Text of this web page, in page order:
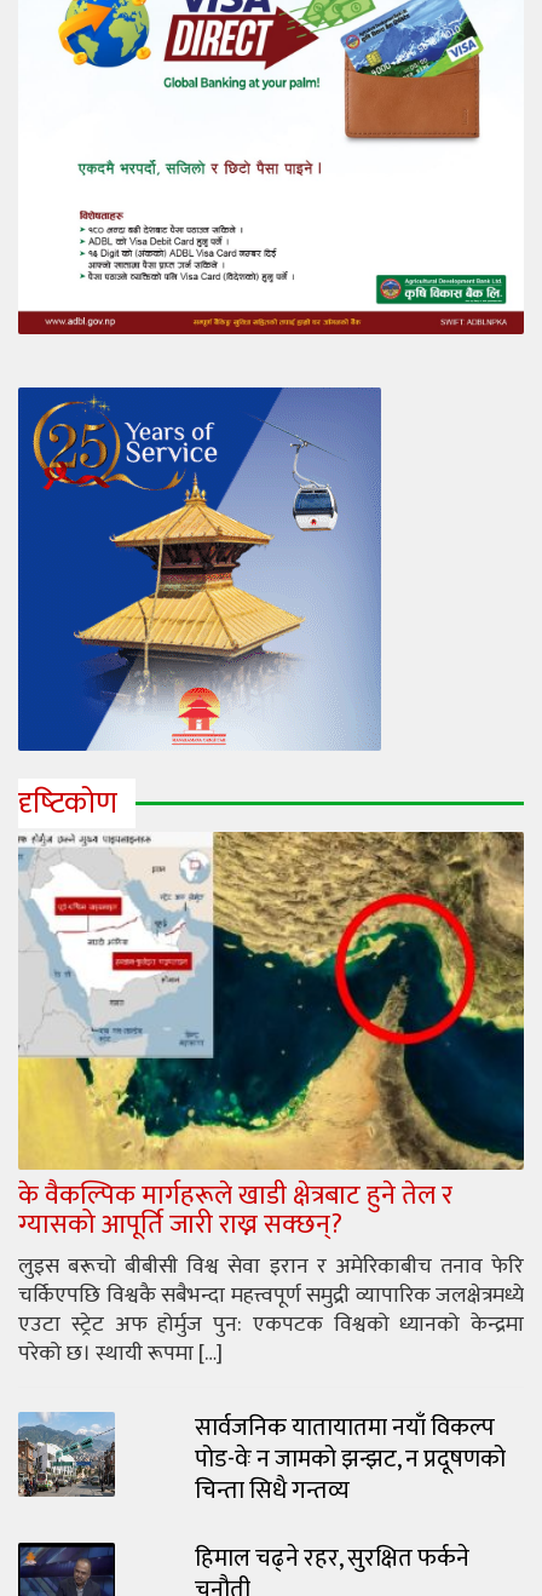
दृष्‍टिकोण
के वैकल्पिक मार्गहरूले खाडी क्षेत्रबाट हुने तेल र
ग्यासको आपूर्ति जारी राख्न सक्छन्?
लुइस बरूचो बीबीसी विश्व सेवा इरान र अमेरिकाबीच तनाव फेरि
चर्किएपछि विश्वकै सबैभन्दा महत्त्वपूर्ण समुद्री व्यापारिक जलक्षेत्रमध्ये
एउटा स्ट्रेट अफ होर्मुज पुन: एकपटक विश्वको ध्यानको केन्द्रमा
परेको छ। स्थायी रूपमा […]
सार्वजनिक यातायातमा नयाँ विकल्प
पोड-वेः न जामको झन्झट, न प्रदूषणको
चिन्ता सिधै गन्तव्य
हिमाल चढ्ने रहर, सुरक्षित फर्कने